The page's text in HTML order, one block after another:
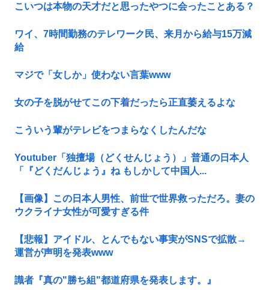
こいつは本物の天才だと思ったやつに会ったことある？
ワイ、7時間勤務のテレワーク民、来月から給与15万減
給
マジで「女しか」使わない言葉www
女の子を脱がせてこの下着だったら正直萎えるよな
こういう輩がテレビをつまらなくしたんだな
Youtuber「独擅場（どくせんじょう）」普通の日本人
「『どくだんじょう』ね もしかして中国人...
【画像】この日本人男性、前世で世界救っただろ。妻の
ウクライナ女性が可愛すぎる件
【悲報】アイドル、とんでもない事実がSNSで拡散→
運営が声明を発表www
識者『真の"勝ち組"都道府県を発表します。』